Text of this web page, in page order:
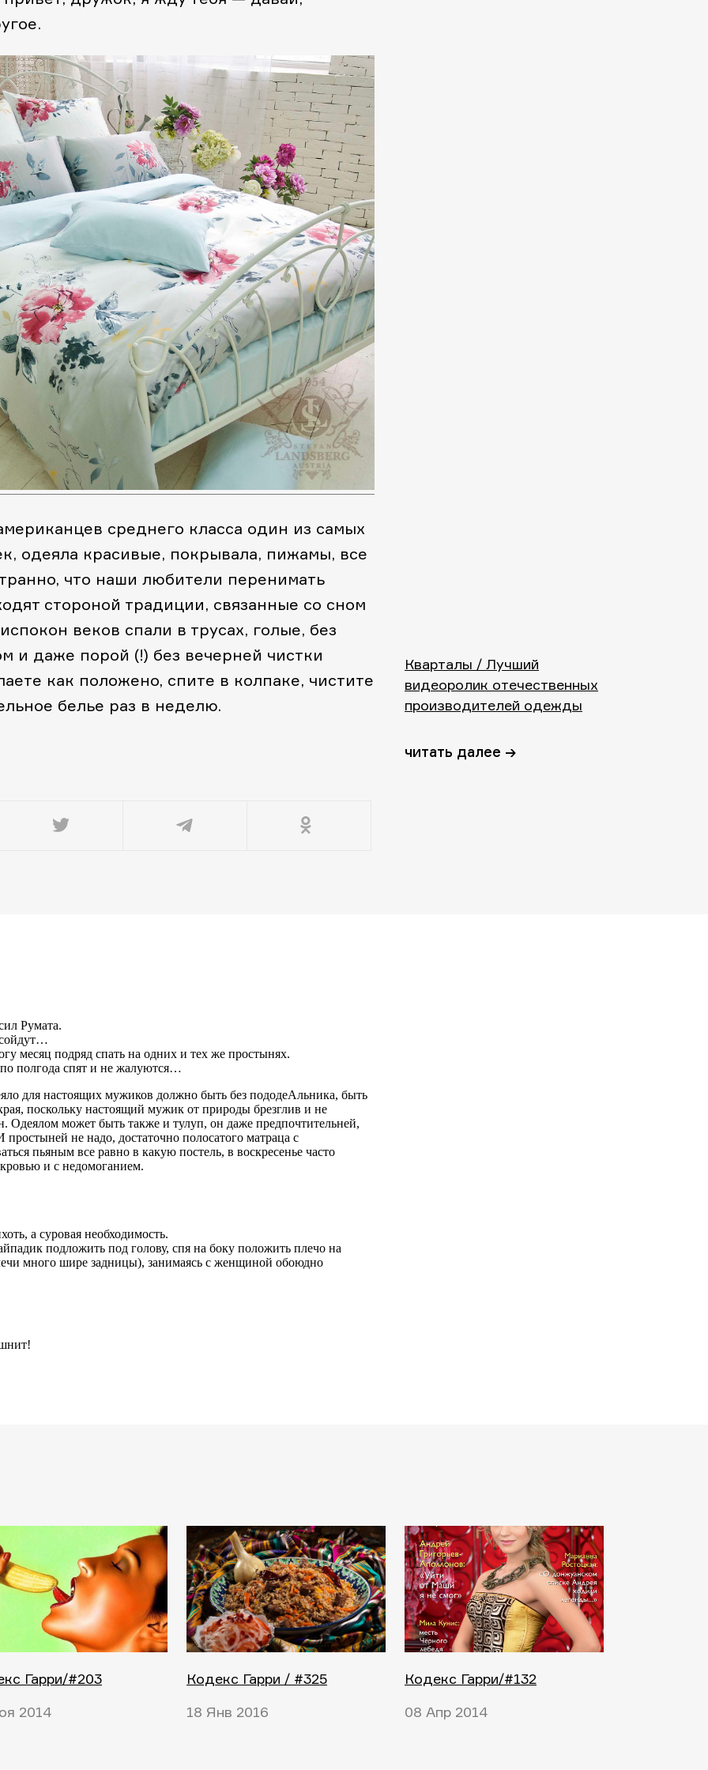
среднего класса один из самых
одеяла красивые, покрывала, пижамы, все
что наши любители перенимать
стороной традиции, связанные со сном
веков спали в трусах, голые, без
и даже порой (!) без вечерней чистки
как положено, спите в колпаке, чистите
белье раз в неделю.
Кварталы / Лучший
видеоролик отечественных
производителей одежды
читать далее →
Гарри/#203
2014
Кодекс Гарри / #325
18 Янв 2016
Кодекс Гарри/#132
08 Апр 2014